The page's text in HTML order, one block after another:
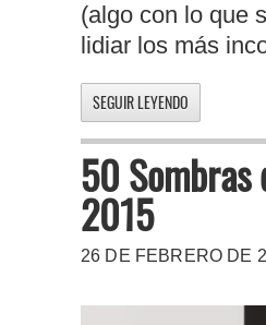
(algo con lo que
lidiar los más
SEGUIR LEYENDO
50 Sombras
2015
26 DE FEBRERO DE